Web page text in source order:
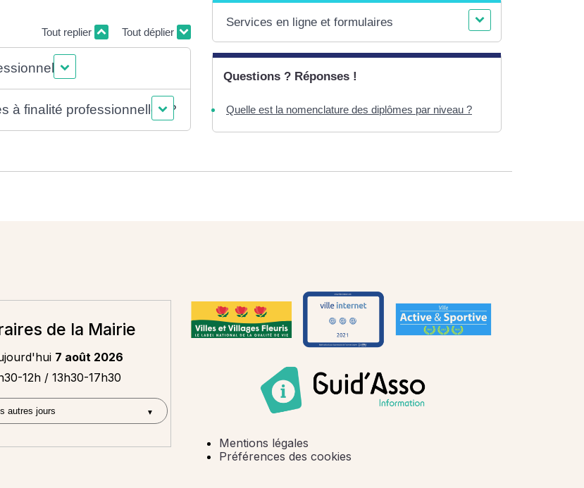
Tout replier Tout déplier
?
à finalité professionnelles ?
Services en ligne et formulaires
Questions ? Réponses !
Quelle est la nomenclature des diplômes par niveau ?
de la Mairie
7 août 2026
12h / 13h30-17h30
Mentions légales
Préférences des cookies